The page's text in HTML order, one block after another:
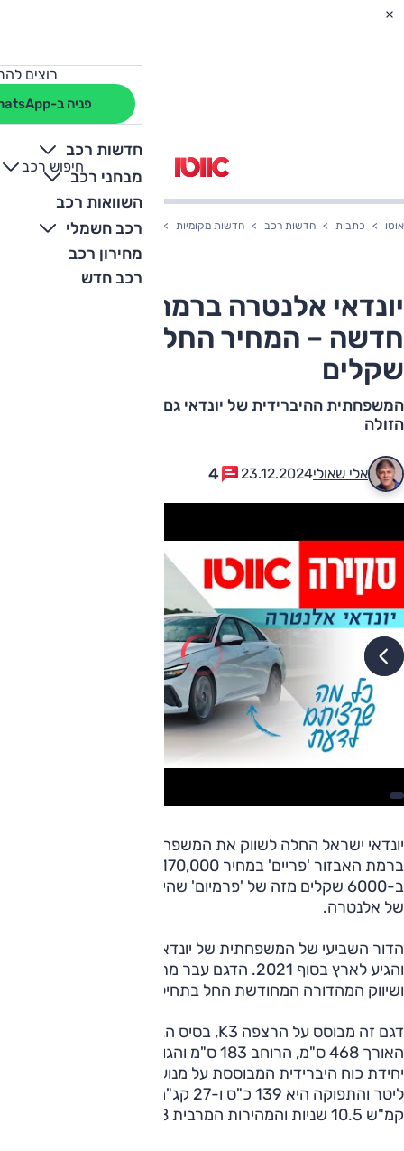
רוצים
פניה ב-WhatsApp
חדשות רכב
מבחני רכב
השוואות רכב
רכב חשמלי
מחירון רכב
רכב חדש
חיפוש רכב
+
-
אוטו כתבות חדשות רכב חדשות מקומיות יונדאי אלנטרה ברמת אבזור חדשה – המחיר
יונדאי אלנטרה ברמת אבזור
שקלים
המשפחתית ההיברידית של יונדאי גם ברמת האבזור 'פריים'
הזולה
אלי שאולי23.12.2024
4
יונדאי ישראל החלה לשווק את המשפחתית ההיברידית אלנטרה
ב-6000 שקלים מזה של 'פרמיום' שהייתה עד כה הזולה בהיצע
של אלנטרה.
ושיווק המהדורה המחודשת החל בתחילת 2024.
קמ"ש 10.5 שניות והמהירות המרבית 178 קמ"ש.